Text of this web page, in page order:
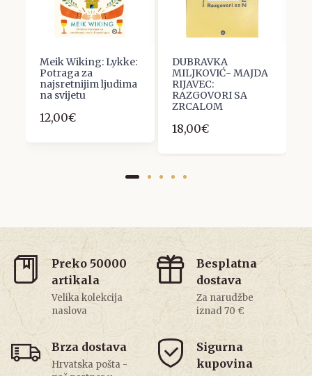
Meik Wiking: Lykke:
Potraga za
najsretnijim ljudima
na svijetu
12,00€
DUBRAVKA
MILJKOVIĆ- MAJDA
RIJAVEC:
RAZGOVORI SA
ZRCALOM
18,00€
Preko 50000
artikala
Velika kolekcija
naslova
Besplatna
dostava
Za narudžbe
iznad 70 €
Brza dostava
Hrvatska pošta -
Sigurna
kupovina